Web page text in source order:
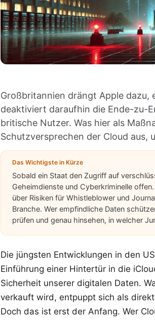
Großbritannien drängt Apple dazu,
deaktiviert daraufhin die Ende-zu-
britische Nutzer. Was hier als
Schutzversprechen der Cloud aus,
Das Wichtigste in Kürze
Sobald ein Staat den Zugriff auf
Geheimdienste und Cyberkriminelle
über Risiken für Whistleblower und
Branche. Wer empfindliche Daten
prüfen und genau hinsehen, in welcher
Die jüngsten Entwicklungen in den
Einführung einer Hintertür in die
Sicherheit unserer digitalen Daten.
verkauft wird, entpuppt sich als
Doch das ist erst der Anfang. Wer